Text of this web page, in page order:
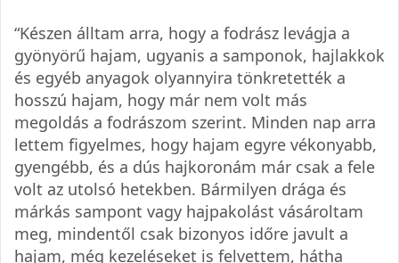
“Készen álltam arra, hogy a fodrász levágja a
gyönyörű hajam, ugyanis a samponok, hajlakkok
és egyéb anyagok olyannyira tönkretették a
hosszú hajam, hogy már nem volt más
megoldás a fodrászom szerint. Minden nap arra
lettem figyelmes, hogy hajam egyre vékonyabb,
gyengébb, és a dús hajkoronám már csak a fele
volt az utolsó hetekben. Bármilyen drága és
márkás sampont vagy hajpakolást vásároltam
meg, mindentől csak bizonyos időre javult a
hajam, még kezeléseket is felvettem, hátha